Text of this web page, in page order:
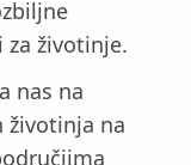
za životinje.
nas na
životinja na